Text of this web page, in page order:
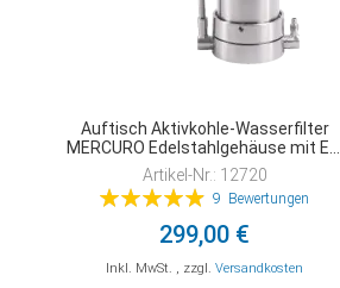
Auftisch Aktivkohle-Wasserfilter
MERCURO Edelstahlgehäuse mit EM
Premium
Artikel-Nr.: 12720
Bewertung:
9 Bewertungen
299,00 €
Inkl. MwSt. , zzgl.Versandkosten